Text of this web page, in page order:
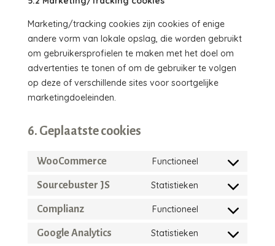
Marketing/tracking cookies zijn cookies of enige
andere vorm van lokale opslag, die worden gebruikt
om gebruikersprofielen te maken met het doel om
advertenties te tonen of om de gebruiker te volgen
op deze of verschillende sites voor soortgelijke
marketingdoeleinden.
6. Geplaatste cookies
WooCommerce Functioneel
Consent
woocommerce
Sourcebuster JS Statistieken
Consent
sourcebuster-
Complianz Functioneel
Consent
Google Analytics Statistieken
Consent